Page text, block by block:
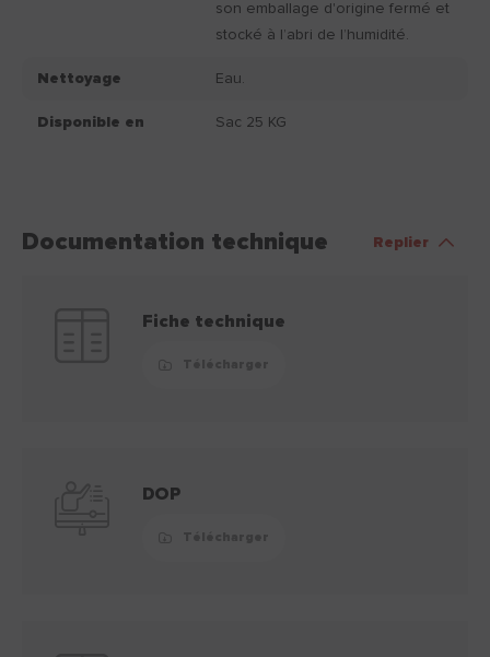
son emballage d'origine fermé et
stocké à l’abri de l’humidité.
Nettoyage Eau.
Disponible en Sac 25 KG
Documentation technique Replier
Fiche technique
DOP